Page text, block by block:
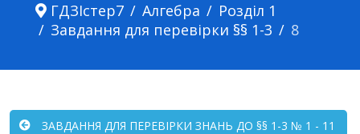
ГДЗІстер7 Алгебра
Розділ 1
Завдання для перевірки §§ 1-3
8
ЗАВДАННЯ ДЛЯ ПЕРЕВІРКИ ЗНАНЬ ДО §§ 1-3 № 1 - 11